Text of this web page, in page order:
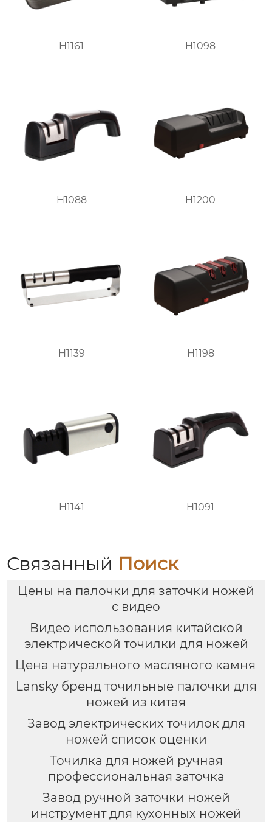
H1161 H1098
H1088 H1200
H1139 H1198
H1141 H1091
Связанный Поиск
Цены на палочки для заточки ножей
с видео
Видео использования китайской
электрической точилки для ножей
Цена натурального масляного камня
Lansky бренд точильные палочки для
ножей из китая
Завод электрических точилок для
ножей список оценки
Точилка для ножей ручная
профессиональная заточка
Завод ручной заточки ножей
инструмент для кухонных ножей